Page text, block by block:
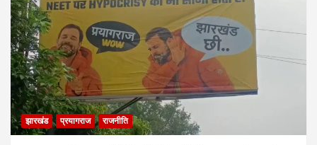
झारखंड प्रयागराज राजनीति